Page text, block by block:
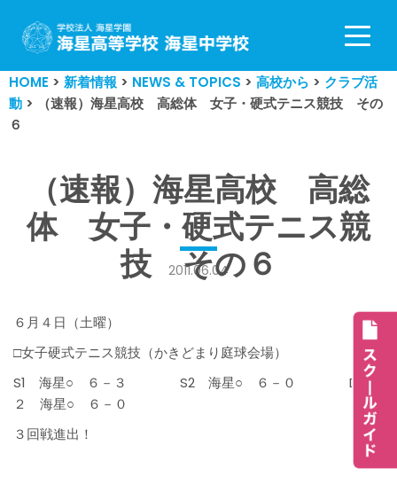
コ
ン
テ
ン
ツ
ッ
HOME > 新着情報 > NEWS & TOPICS > 高校から > クラブ活
動 >
（速報）海星高校 高総体 女子・硬式テニス競技 その
６
（速報）海星高校 高総
体 女子・硬式テニス競
技 その６
2011.06.04
６月４日（土曜）
□女子硬式テニス競技（かきどまり庭球会場）
S1 海星○ ６－３ S2 海星○ ６－０ D
２ 海星○ ６－０
３回戦進出！